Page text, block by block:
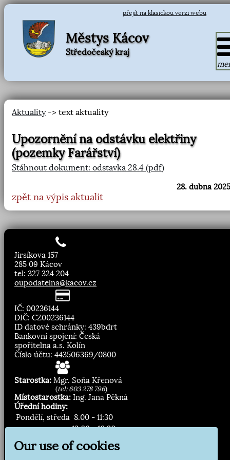
přejít na klasickou verzi webu
Městys Kácov
Středočeský kraj
Aktuality-> text aktuality
Upozornění na odstávku elektřiny
(pozemky Farářství)
Stáhnout dokument: odstavka 28.4 (pdf)
28. dubna
zpět na výpis aktualit
Jirsíkova 157
285 09 Kácov
tel: 327 324 204
oupodatelna@kacov.cz
IČ: 00236144
DIČ: CZ00236144
ID datové schránky: 439bdrt
Bankovní spojení: Česká
spořitelna a.s. Kolín
Číslo účtu: 443506369/0800
Starostka: Mgr. Soňa Křenová
(tel: 603 278 796)
Místostarostka: Ing. Jana Pěkná
Úřední hodiny:
Pondělí, středa 8.00 - 11:30
13:00 - 16:30
Our use of cookies